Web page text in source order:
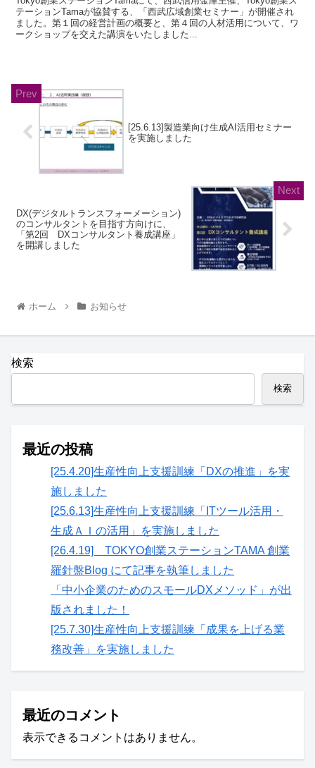
テーションTamaが協賛する、「西武広域創業セミナー」が開催され
ました。第１回の経営計画の概要と、第４回の人材活用について、ワ
ークショップを交えた講演をいたしました...
[25.6.13]製造業向け生成AI活用セミナー
を実施しました
DX(デジタルトランスフォーメーション)
のコンサルタントを目指す方向けに、
「第2回 DXコンサルタント養成講座」
を開講しました
ホーム お知らせ
検索
検索
最近の投稿
[25.4.20]生産性向上支援訓練「DXの推進」を実
施しました
[25.6.13]生産性向上支援訓練「ITツール活用・
生成ＡＩの活用」を実施しました
[26.4.19] TOKYO創業ステーションTAMA 創業
羅針盤Blog にて記事を執筆しました
「中小企業のためのスモールDXメソッド」が出
版されました！
[25.7.30]生産性向上支援訓練「成果を上げる業
務改善」を実施しました
最近のコメント
表示できるコメントはありません。